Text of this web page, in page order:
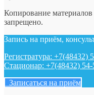
Копирование
запрещено.
Запись на приём,
Регистратура: +7(48432)
Стационар: +7(48432) 54-
Записаться на приём